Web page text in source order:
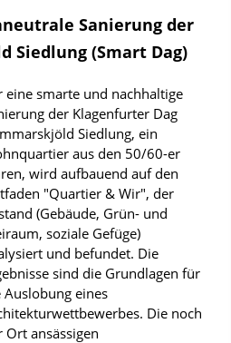
Sanierung der
Siedlung (Smart Dag)
eine smarte und nachhaltige
der Klagenfurter Dag
Siedlung, ein
aus den 50/60-er
wird aufbauend auf den
"Quartier & Wir", der
(Gebäude, Grün- und
soziale Gefüge)
und befundet. Die
sind die Grundlagen für
Auslobung eines
Die noch
Ort ansässigen